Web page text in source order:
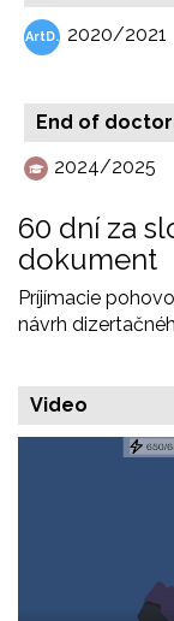
2020/2021
End of
2024/2025
60 dní za
dokument
Príjímacie
návrh
Video